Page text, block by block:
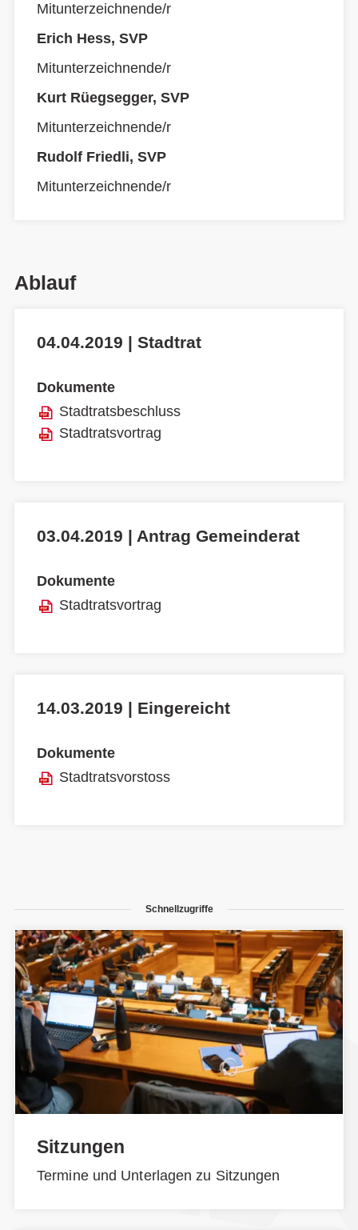
Mitunterzeichnende/r
Erich Hess, SVP
Mitunterzeichnende/r
Kurt Rüegsegger, SVP
Mitunterzeichnende/r
Rudolf Friedli, SVP
Mitunterzeichnende/r
Ablauf
04.04.2019 | Stadtrat
Dokumente
Stadtratsbeschluss
Stadtratsvortrag
03.04.2019 | Antrag Gemeinderat
Dokumente
Stadtratsvortrag
14.03.2019 | Eingereicht
Dokumente
Stadtratsvorstoss
Schnellzugriffe
Sitzungen
Termine und Unterlagen zu Sitzungen